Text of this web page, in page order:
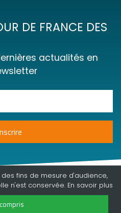
fins de mesure d'audience,
n'est conservée. En savoir plus
DE FRANCE DES
actualités en
alternatives | tous droits réservés